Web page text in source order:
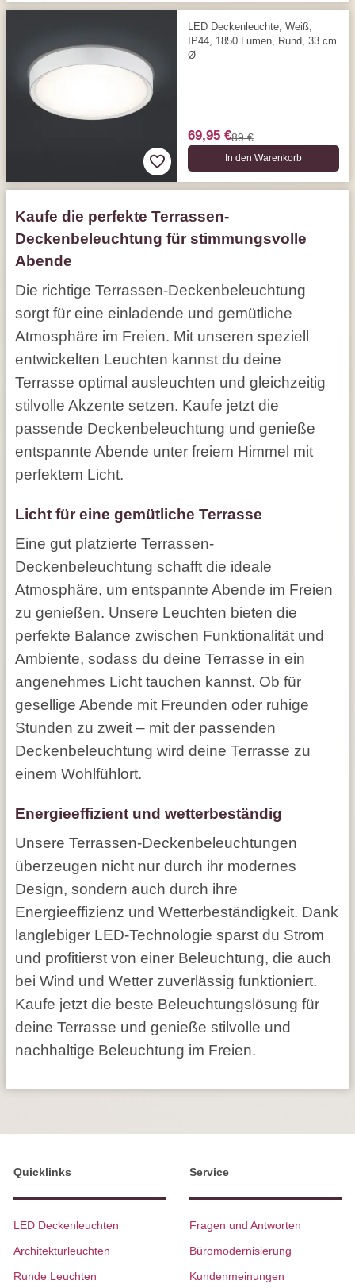
LED Deckenleuchte, Weiß,
IP44, 1850 Lumen, Rund, 33 cm
Ø
69,95 €89 €
In den Warenkorb
Kaufe die perfekte Terrassen-
Deckenbeleuchtung für stimmungsvolle
Abende
Die richtige Terrassen-Deckenbeleuchtung
sorgt für eine einladende und gemütliche
Atmosphäre im Freien. Mit unseren speziell
entwickelten Leuchten kannst du deine
Terrasse optimal ausleuchten und gleichzeitig
stilvolle Akzente setzen. Kaufe jetzt die
passende Deckenbeleuchtung und genieße
entspannte Abende unter freiem Himmel mit
perfektem Licht.
Licht für eine gemütliche Terrasse
Eine gut platzierte Terrassen-
Deckenbeleuchtung schafft die ideale
Atmosphäre, um entspannte Abende im Freien
zu genießen. Unsere Leuchten bieten die
perfekte Balance zwischen Funktionalität und
Ambiente, sodass du deine Terrasse in ein
angenehmes Licht tauchen kannst. Ob für
gesellige Abende mit Freunden oder ruhige
Stunden zu zweit – mit der passenden
Deckenbeleuchtung wird deine Terrasse zu
einem Wohlfühlort.
Energieeffizient und wetterbeständig
Unsere Terrassen-Deckenbeleuchtungen
überzeugen nicht nur durch ihr modernes
Design, sondern auch durch ihre
Energieeffizienz und Wetterbeständigkeit. Dank
langlebiger LED-Technologie sparst du Strom
und profitierst von einer Beleuchtung, die auch
bei Wind und Wetter zuverlässig funktioniert.
Kaufe jetzt die beste Beleuchtungslösung für
deine Terrasse und genieße stilvolle und
nachhaltige Beleuchtung im Freien.
Quicklinks
LED Deckenleuchten
Architekturleuchten
Runde Leuchten
Service
Fragen und Antworten
Büromodernisierung
Kundenmeinungen